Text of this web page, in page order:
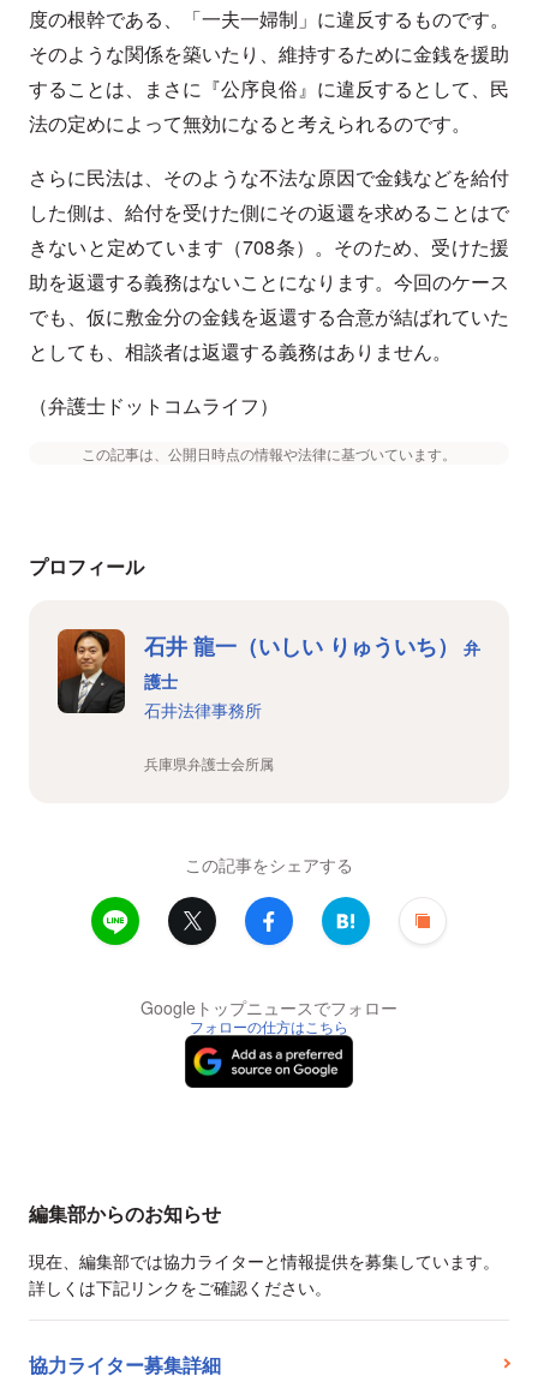
度の根幹である、「一夫一婦制」に違反するものです。
そのような関係を築いたり、維持するために金銭を援助
することは、まさに『公序良俗』に違反するとして、民
法の定めによって無効になると考えられるのです。
さらに民法は、そのような不法な原因で金銭などを給付
した側は、給付を受けた側にその返還を求めることはで
きないと定めています（708条）。そのため、受けた援
助を返還する義務はないことになります。今回のケース
でも、仮に敷金分の金銭を返還する合意が結ばれていた
としても、相談者は返還する義務はありません。
（弁護士ドットコムライフ）
この記事は、公開日時点の情報や法律に基づいています。
プロフィール
石井 龍一（いしい りゅういち）
弁
護士
石井法律事務所
兵庫県弁護士会所属
この記事をシェアする
Googleトップニュースでフォロー
フォローの仕方はこちら
編集部からのお知らせ
現在、編集部では協力ライターと情報提供を募集しています。
詳しくは下記リンクをご確認ください。
協力ライター募集詳細